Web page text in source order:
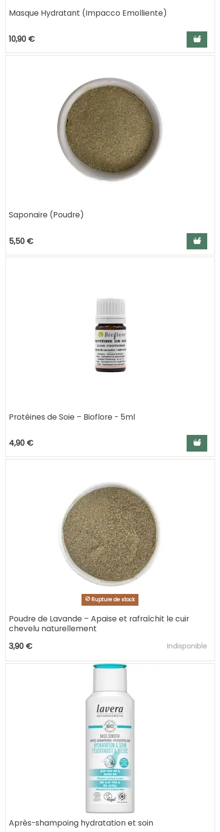
Masque Hydratant (Impacco Emolliente)
10,90 € Ajouter
Saponaire (Poudre)
5,50 € Ajouter
Protéines de Soie – Bioflore - 5ml
4,90 € Ajouter
Rupture de stock
Poudre de Lavande – Apaise et rafraîchit le cuir
chevelu naturellement
3,90 €
Indisponible
Ajouter au
Après-shampoing hydratation et soin